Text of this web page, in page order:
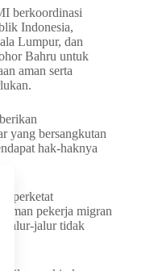
berkoordinasi
Indonesia,
Lumpur, dan
Bahru untuk
aman serta
yang bersangkutan
hak-haknya
pekerja migran
jalur-jalur tidak